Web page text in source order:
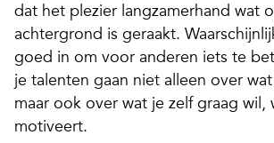
dat het plezier langzamerhand wat
achtergrond is geraakt.
goed in om voor anderen iets te
je talenten gaan niet alleen over
maar ook over wat je zelf graag wil,
motiveert.